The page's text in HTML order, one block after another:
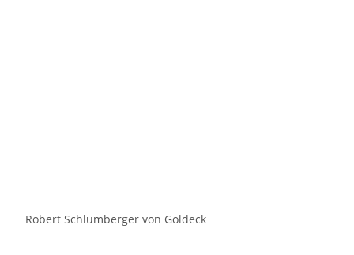
Robert Schlumberger von Goldeck